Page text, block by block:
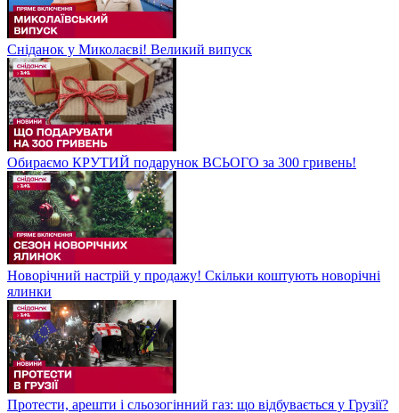
Сніданок у Миколаєві! Великий випуск
Обираємо КРУТИЙ подарунок ВСЬОГО за 300 гривень!
Новорічний настрій у продажу! Скільки коштують новорічні
ялинки
Протести, арешти і сльозогінний газ: що відбувається у Грузії?